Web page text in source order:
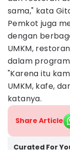
sama," kata
Pemkot juga
dengan
UMKM,
dalam
"Karena itu
UMKM, kafe,
katanya.
Share Article
Curated For